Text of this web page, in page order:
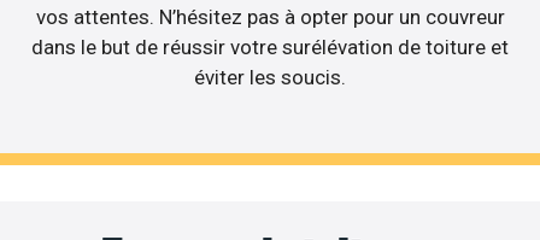
vos attentes. N’hésitez pas à opter pour un couvreur
dans le but de réussir votre surélévation de toiture et
éviter les soucis.